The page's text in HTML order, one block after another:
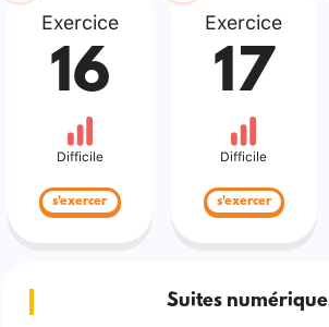
Exercice
16
Difficile
s'exercer
Exercice
17
Difficile
s'exercer
Suites